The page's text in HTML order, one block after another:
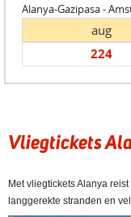
Alanya-Gazipasa -
aug
224
Vliegtickets
Met vliegtickets Alanya
langgerekte stranden en